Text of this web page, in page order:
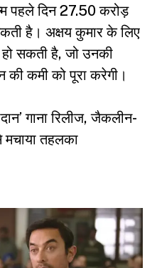
पहले दिन 27.50 करोड़
है। अक्षय कुमार के लिए
हो सकती है, जो उनकी
की कमी को पूरा करेगी।
गाना रिलीज, जैकलीन-
तहलका